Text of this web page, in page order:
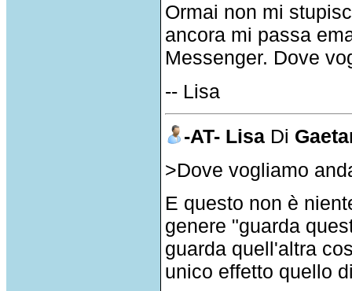
Ormai non mi
ancora mi passa
Messenger. Dove
-- Lisa
-AT- Lisa Di
>Dove vogliamo
E questo non è
genere "guarda
guarda quell'altra
unico effetto quello